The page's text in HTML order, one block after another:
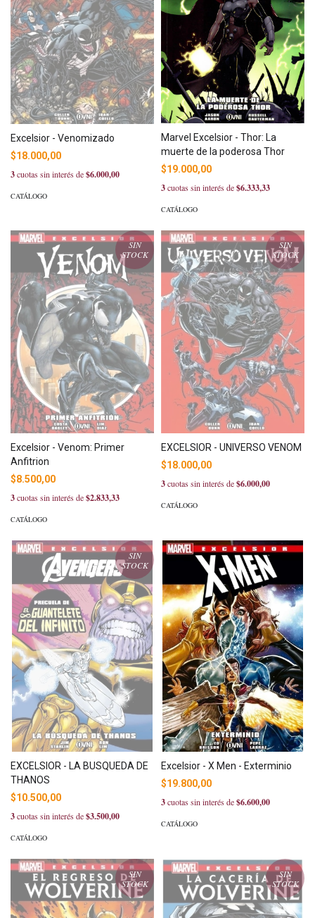
Excelsior - Venomizado
$18.000,00
3cuotas sin interés de$6.000,00
CATÁLOGO
Marvel Excelsior - Thor: La
muerte de la poderosa Thor
$19.000,00
3cuotas sin interés de$6.333,33
CATÁLOGO
SIN
STOCK
Excelsior - Venom: Primer
Anfitrion
$8.500,00
3cuotas sin interés de$2.833,33
CATÁLOGO
SIN
STOCK
EXCELSIOR - UNIVERSO VENOM
$18.000,00
3cuotas sin interés de$6.000,00
CATÁLOGO
SIN
STOCK
EXCELSIOR - LA BUSQUEDA DE
THANOS
$10.500,00
3cuotas sin interés de$3.500,00
CATÁLOGO
Excelsior - X Men - Exterminio
$19.800,00
3cuotas sin interés de$6.600,00
CATÁLOGO
SIN
STOCK
SIN
STOCK